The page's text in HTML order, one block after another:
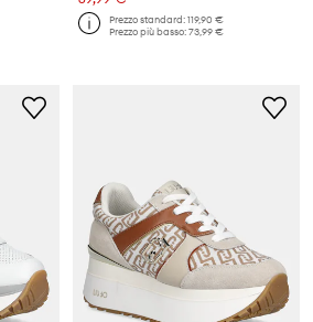
Prezzo standard:119,90 €
Prezzo più basso:73,99 €